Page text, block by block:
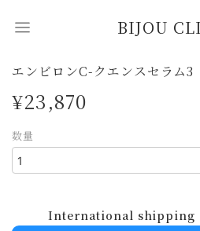
BIJOU
エンビロンC-クエンスセラム3
¥23,870
数量
International shipping